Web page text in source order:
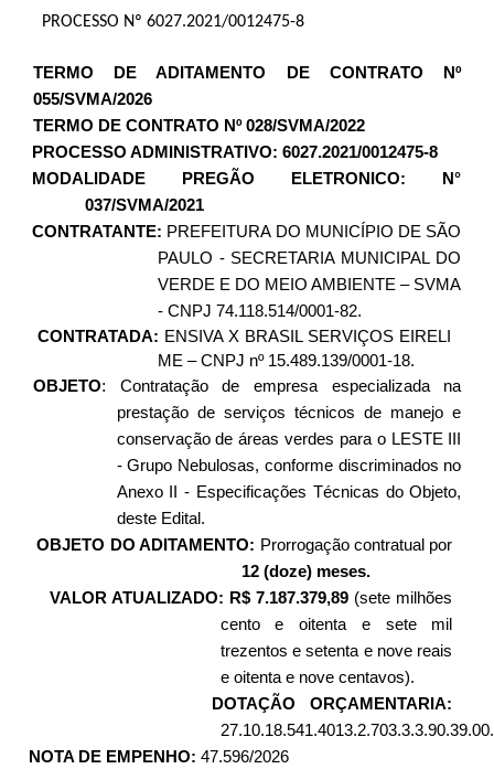
PROCESSO Nº 6027.2021/0012475-8
TERMO DE ADITAMENTO DE CONTRATO Nº
055/SVMA/2026
TERMO DE CONTRATO Nº 028/SVMA/2022
PROCESSO ADMINISTRATIVO: 6027.2021/0012475-8
MODALIDADE
PREGÃO ELETRONICO: N°
037/SVMA/2021
CONTRATANTE: PREFEITURA DO MUNICÍPIO DE SÃO
PAULO - SECRETARIA MUNICIPAL DO
VERDE E DO MEIO AMBIENTE – SVMA
- CNPJ 74.118.514/0001-82.
ENSIVA X BRASIL SERVIÇOS EIRELI
ME – CNPJ nº 15.489.139/0001-18.
OBJETO: Contratação de empresa especializada na
prestação de serviços técnicos de manejo e
conservação de áreas verdes para o LESTE III
- Grupo Nebulosas, conforme discriminados no
Anexo II - Especificações Técnicas do Objeto,
deste Edital.
DO ADITAMENTO: Prorrogação contratual por
12 (doze) meses.
ATUALIZADO: R$ 7.187.379,89 (sete milhões
cento e oitenta e sete mil
trezentos e setenta e nove reais
e oitenta e nove centavos).
ORÇAMENTARIA:
DE EMPENHO: 47.596/2026